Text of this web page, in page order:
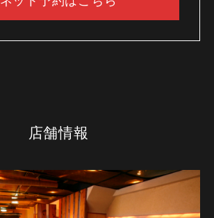
店舗情報